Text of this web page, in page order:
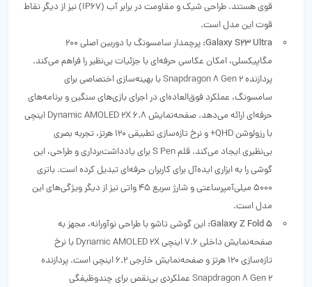
قوی هستند. طراحی شیک و مقاومت در برابر آب (IP67) نیز از دیگر نقاط
قوت این مدل است.
Galaxy S23 Ultra:
پرچمدار سامسونگ با دوربین اصلی 200
مگاپیکسلی، امکان عکاسی حرفه‌ای با جزئیات بی‌نظیر را فراهم می‌کند.
پردازنده Snapdragon 8 Gen 2 با بهینه‌سازی اختصاصی برای
سامسونگ، عملکرد فوق‌العاده‌ای در اجرای بازی‌های سنگین و برنامه‌های
حرفه‌ای ارائه می‌دهد. صفحه‌نمایش Dynamic AMOLED 2X 6.8 اینچی
با رزولوشن QHD+ و نرخ تازه‌سازی تطبیقی 120 هرتز، تجربه بصری
بی‌نظیری ایجاد می‌کند. قلم S Pen برای یادداشت‌برداری و طراحی، این
گوشی را به ابزاری ایده‌آل برای کاربران حرفه‌ای تبدیل کرده است. باتری
5000 میلی‌آمپرساعتی و شارژ سریع 45 واتی نیز از دیگر ویژگی‌های این
مدل است.
Galaxy Z Fold 5: این گوشی تاشو با طراحی نوآورانه، مجهز به
صفحه‌نمایش داخلی 7.6 اینچی Dynamic AMOLED 2X با نرخ
تازه‌سازی 120 هرتز و صفحه‌نمایش خارجی 6.2 اینچی است. پردازنده
Snapdragon 8 Gen 2 عملکردی بی‌نقص برای چندوظیفگی